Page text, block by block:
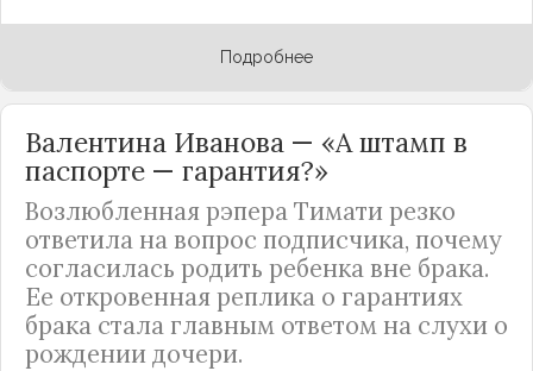
Подробнее
Валентина Иванова — «А штамп в
паспорте — гарантия?»
Возлюбленная рэпера Тимати резко
ответила на вопрос подписчика, почему
согласилась родить ребенка вне брака.
Ее откровенная реплика о гарантиях
брака стала главным ответом на слухи о
рождении дочери.